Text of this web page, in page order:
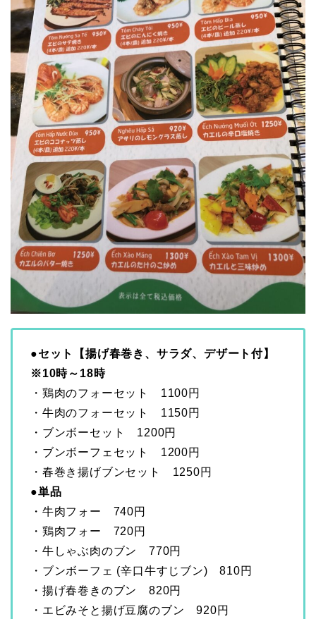
●セット【揚げ春巻き、サラダ、デザート付】
※10時～18時
・鶏肉のフォーセット 1100円
・牛肉のフォーセット 1150円
・ブンボーセット 1200円
・ブンボーフェセット 1200円
・春巻き揚げブンセット 1250円
●単品
・牛肉フォー 740円
・鶏肉フォー 720円
・牛しゃぶ肉のブン 770円
・ブンボーフェ (辛口牛すじブン) 810円
・揚げ春巻きのブン 820円
・エビみそと揚げ豆腐のブン 920円